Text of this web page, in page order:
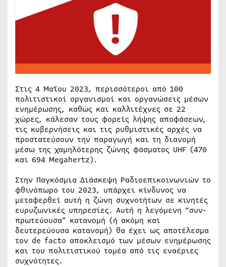
Στις 4 Μαΐου 2023, περισσότεροι από 100
πολιτιστικοί οργανισμοί και οργανώσεις μέσων
ενημέρωσης, καθώς και καλλιτέχνες σε 22
χώρες, κάλεσαν τους φορείς λήψης αποφάσεων,
τις κυβερνήσεις και τις ρυθμιστικές αρχές να
προστατεύσουν την παραγωγή και τη διανομή
μέσω της χαμηλότερης ζώνης φάσματος UHF (470
και 694 Megahertz).
Στην Παγκόσμια Διάσκεψη Ραδιοεπικοινωνιών το
φθινόπωρο του 2023, υπάρχει κίνδυνος να
μεταφερθεί αυτή η ζώνη συχνοτήτων σε κινητές
ευρυζωνικές υπηρεσίες. Αυτή η λεγόμενη “συν-
πρωτεύουσα” κατανομή (ή ακόμη και
δευτερεύουσα κατανομή) θα έχει ως αποτέλεσμα
τον de facto αποκλεισμό των μέσων ενημέρωσης
και του πολιτιστικού τομέα από τις εναέριες
συχνότητες.